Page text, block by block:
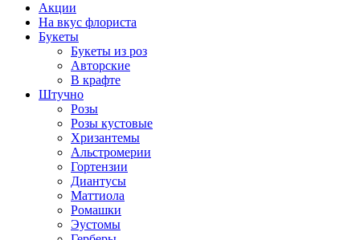
Акции
На вкус флориста
Букеты
Букеты из роз
Авторские
В крафте
Штучно
Розы
Розы кустовые
Хризантемы
Альстромерии
Гортензии
Диантусы
Маттиола
Ромашки
Эустомы